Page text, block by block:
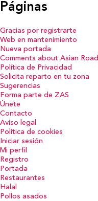
Páginas
Gracias por registrarte
Web en mantenimiento
Nueva portada
Comments about Asian Road
Política de Privacidad
Solicita reparto en tu zona
Sugerencias
Forma parte de ZAS
Únete
Contacto
Aviso legal
Política de cookies
Iniciar sesión
Mi perfil
Registro
Portada
Restaurantes
Halal
Pollos asados